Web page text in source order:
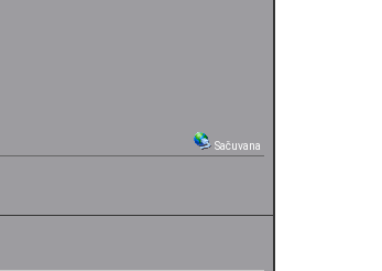
Sačuvana